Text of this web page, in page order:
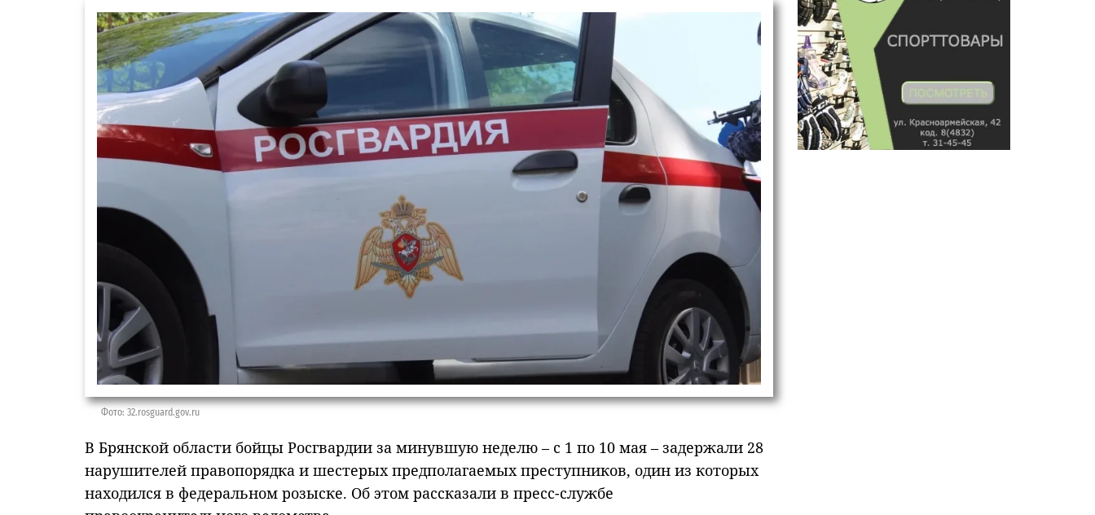
Фото: 32.rosguard.gov.ru
В Брянской области бойцы Росгвардии за минувшую неделю – с 1 по 10 мая – задержали 28
нарушителей правопорядка и шестерых предполагаемых преступников, один из которых
находился в федеральном розыске. Об этом рассказали в пресс-службе